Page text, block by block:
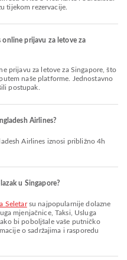
tijekom rezervacije.
online prijavu za letove za
naše platforme. Jednostavno
postupak.
Airlines?
u Singapore?
Seletarsu najpopularnije dolazne
mjenjačnice, Taksi, Usluga
bi poboljšale vaše putničko
o sadržajima i rasporedu